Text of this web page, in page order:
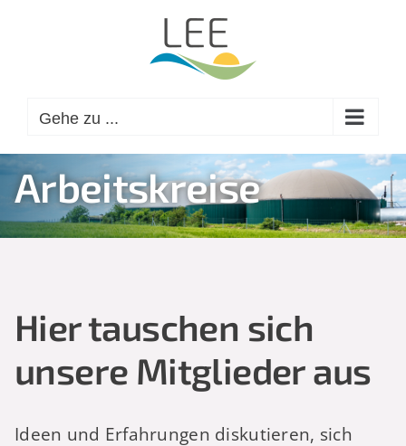
Gehe zu ...
Arbeitskreise
Hier tauschen sich
unsere Mitglieder aus
Ideen und Erfahrungen diskutieren, sich